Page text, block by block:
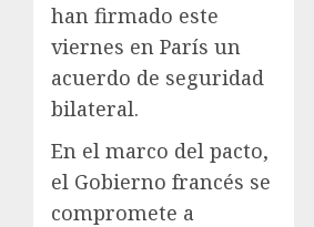
han firmado este
viernes en París un
acuerdo de seguridad
bilateral.
En el marco del pacto,
el Gobierno francés se
compromete a